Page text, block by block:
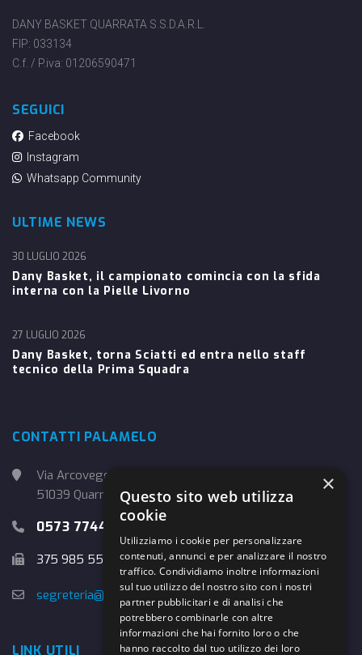
DANY BASKET QUARRATA S.S.D.A.R.L.
FIP: 033134
C.f. / P.iva: 01206590471
SEGUICI
Facebook
Instagram
Whatsapp Community
ULTIME NEWS
Dany Basket, il campionato comincia con la sfida
interna con la Pielle Livorno
30 LUGLIO 2026
Dany Basket, torna Sciatti ed entra nello staff
tecnico della Prima Squadra
27 LUGLIO 2026
CONTATTI PALAMELO
Via Arcoveggio, 4
51039 Quarrata (PT)
0573 774457
375 985 5526
segreteria@danybasket.it
LINK UTILI
×
Questo sito web utilizza
cookie
Utilizziamo i cookie per personalizzare
contenuti, annunci e per analizzare il nostro
traffico. Condividiamo inoltre informazioni
sul tuo utilizzo del nostro sito con i nostri
partner pubblicitari e di analisi che
potrebbero combinarle con altre
informazioni che hai fornito loro o che
hanno raccolto dal tuo utilizzo dei loro